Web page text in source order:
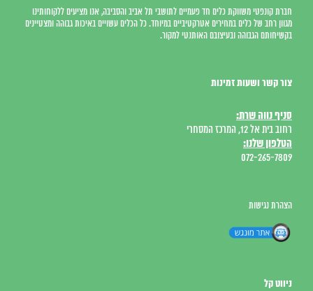
חברת קונפטי משווקת כלים חד פעמיים לתושבי תל אביב והסביבה, אנו מציעים ללקוחותינו
מגוון רחב של כלים במחירים אטרקטיביים במיוחד. כל הכלים עשויים באיכות גבוהה ומצטיינים
בקשיחותם הגבוהה ובעיצובם האותנטי למקור.
צור קשר ושעות זמינות
סניף נווה שרת:
רחוב בית אל 12, המרכז המסחרי
הטלפון שלנו:
072-265-7809
הצהרת נגישות
ניווט קל